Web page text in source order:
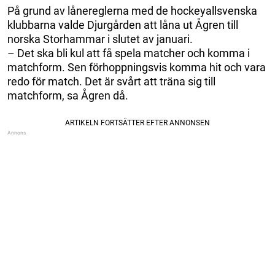
På grund av lånereglerna med de hockeyallsvenska
klubbarna valde Djurgården att låna ut Ågren till
norska Storhammar i slutet av januari.
– Det ska bli kul att få spela matcher och komma i
matchform. Sen förhoppningsvis komma hit och vara
redo för match. Det är svårt att träna sig till
matchform, sa Ågren då.